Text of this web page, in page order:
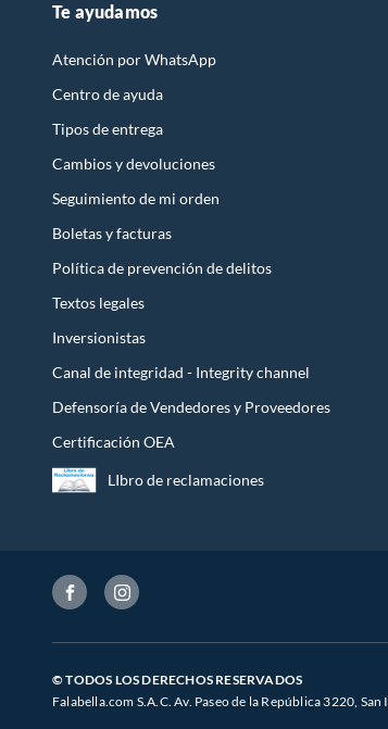
Te ayudamos
Atención por WhatsApp
Centro de ayuda
Tipos de entrega
Cambios y devoluciones
Seguimiento de mi orden
Boletas y facturas
Política de prevención de delitos
Textos legales
Inversionistas
Canal de integridad - Integrity channel
Defensoría de Vendedores y Proveedores
Certificación OEA
LIbro de reclamaciones
© TODOS LOS DERECHOS RESERVADOS
Falabella.com S.A.C. Av. Paseo de la República 3220,